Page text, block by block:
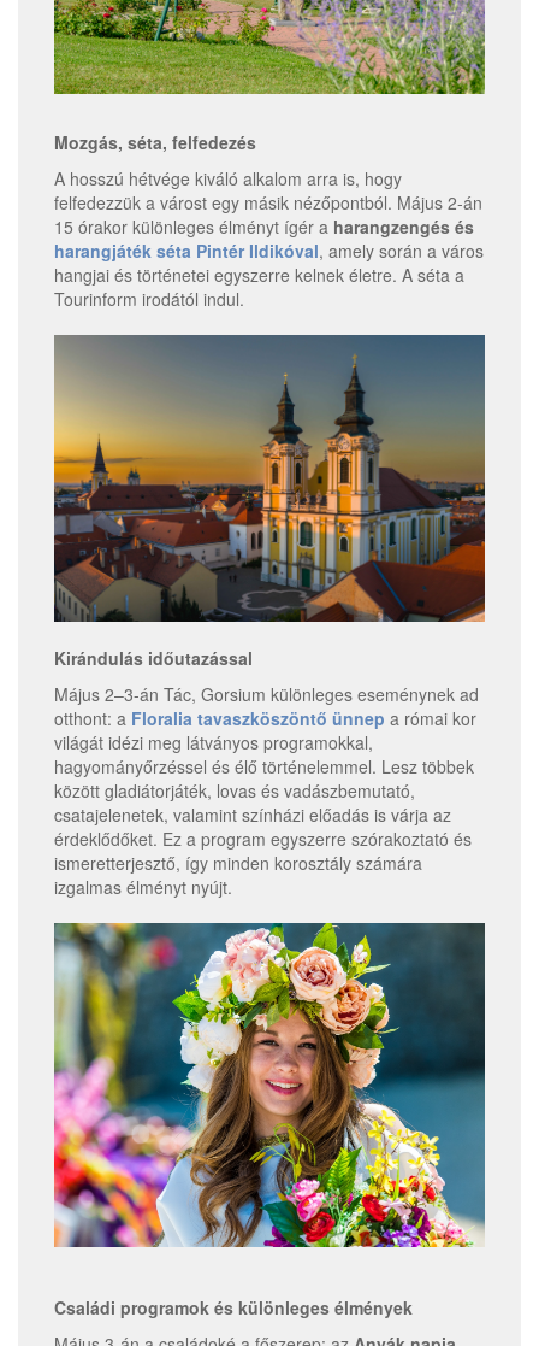
Mozgás, séta, felfedezés
A hosszú hétvége kiváló alkalom arra is, hogy
felfedezzük a várost egy másik nézőpontból. Május 2-án
15 órakor különleges élményt ígér a harangzengés és
harangjáték séta Pintér Ildikóval, amely során a város
hangjai és történetei egyszerre kelnek életre. A séta a
Tourinform irodától indul.
Kirándulás időutazással
Május 2–3-án Tác, Gorsium különleges eseménynek ad
otthont: a Floralia tavaszköszöntő ünnep a római kor
világát idézi meg látványos programokkal,
hagyományőrzéssel és élő történelemmel. Lesz többek
között gladiátorjáték, lovas és vadászbemutató,
csatajelenetek, valamint színházi előadás is várja az
érdeklődőket. Ez a program egyszerre szórakoztató és
ismeretterjesztő, így minden korosztály számára
izgalmas élményt nyújt.
Családi programok és különleges élmények